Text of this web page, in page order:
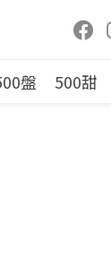
盤 500甜